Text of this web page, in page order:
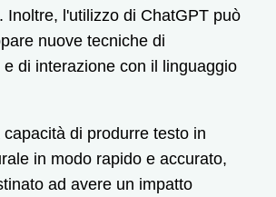
Inoltre, l'utilizzo di ChatGPT può
nuove tecniche di
di interazione con il linguaggio
di produrre testo in
in modo rapido e accurato,
ad avere un impatto